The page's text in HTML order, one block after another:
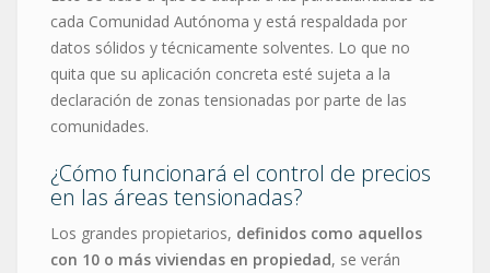
cada Comunidad Autónoma y está respaldada por
datos sólidos y técnicamente solventes. Lo que no
quita que su aplicación concreta esté sujeta a la
declaración de zonas tensionadas por parte de las
comunidades.
¿Cómo funcionará el control de precios
en las áreas tensionadas?
Los grandes propietarios, definidos como aquellos
con 10 o más viviendas en propiedad, se verán